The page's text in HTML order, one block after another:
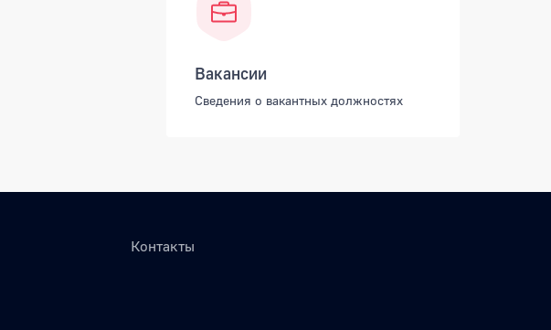
Вакансии
Сведения о вакантных должностях
Контакты